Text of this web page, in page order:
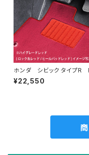
ホンダ シビック タイプR
9〜 FL5 ラゲッジマット
フロアマット一式 トランクマ
¥22,550